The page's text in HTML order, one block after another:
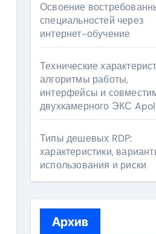
Освоение
специальностей через
интернет-обучение
Технические
алгоритмы работы,
интерфейсы и
двухкамерного ЭКС
Типы дешевых RDP:
характеристики,
использования и риски
Архив